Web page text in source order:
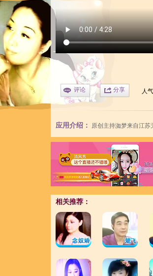
评论 分享 人
应用介绍： 原创主持洳梦来自江苏
相关推荐：